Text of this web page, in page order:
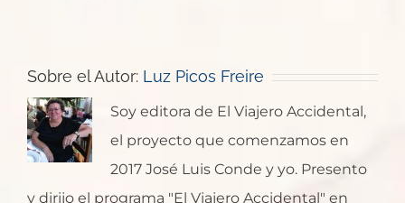
Sobre el Autor: Luz Picos Freire
Soy editora de El Viajero Accidental,
el proyecto que comenzamos en
2017 José Luis Conde y yo. Presento
y dirijo el programa "El Viajero Accidental" en